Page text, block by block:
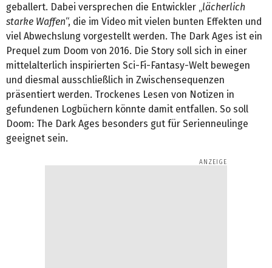
geballert. Dabei versprechen die Entwickler „ lächerlich
starke Waffen“, die im Video mit vielen bunten Effekten und
viel Abwechslung vorgestellt werden. The Dark Ages ist ein
Prequel zum Doom von 2016. Die Story soll sich in einer
mittelalterlich inspirierten Sci-Fi-Fantasy-Welt bewegen
und diesmal ausschließlich in Zwischensequenzen
präsentiert werden. Trockenes Lesen von Notizen in
gefundenen Logbüchern könnte damit entfallen. So soll
Doom: The Dark Ages besonders gut für Serienneulinge
geeignet sein.